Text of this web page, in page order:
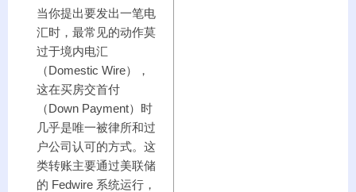
当你提出要发出一笔电
汇时，最常见的动作莫
过于境内电汇
（Domestic Wire），
这在买房交首付
（Down Payment）时
几乎是唯一被律所和过
户公司认可的方式。这
类转账主要通过美联储
的 Fedwire 系统运行，